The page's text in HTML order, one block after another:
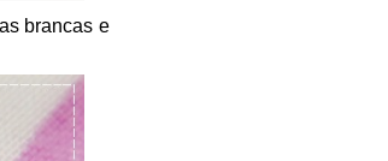
brancas e